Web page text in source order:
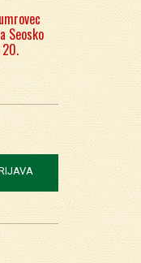
Seosko